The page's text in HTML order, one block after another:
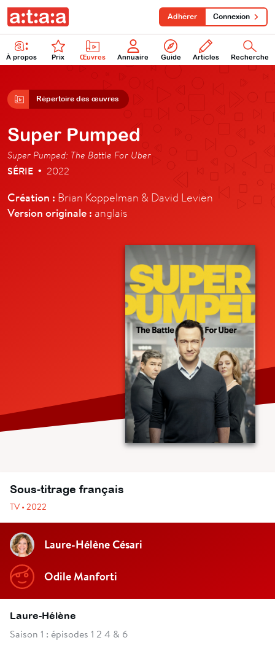
À propos Prix Œuvres Annuaire Guide Articles Recherche
Adhérer Connexion
Répertoire des œuvres
Super Pumped
Super Pumped: The Battle For Uber
SÉRIE • 2022
Création : Brian Koppelman & David Levien
Version originale : anglais
Sous-titrage français
TV • 2022
Laure-Hélène Césari
Odile Manforti
Laure-Hélène
Saison 1 : épisodes 1 2 4 & 6